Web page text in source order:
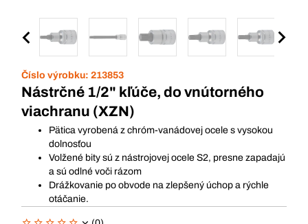
Číslo výrobku: 213853
Nástrčné 1/2" kľúče, do vnútorného
viachranu (XZN)
Pätica vyrobená z chróm-vanádovej ocele s vysokou
dolnosťou
Volžené bity sú z nástrojovej ocele S2, presne zapadajú
a sú odlné voči rázom
Drážkovanie po obvode na zlepšený úchop a rýchle
otáčanie.